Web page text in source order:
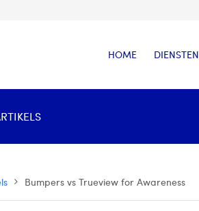
HOME DIENSTEN
Bumpers vs Trueview for Awareness